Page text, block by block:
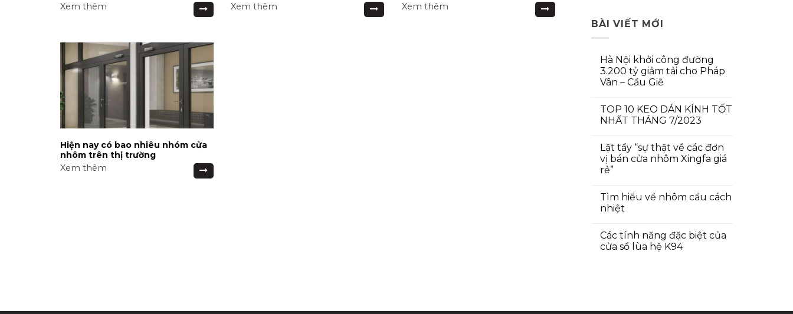
Xem thêm
Xem thêm
Xem thêm
Hiện nay có bao nhiêu nhóm cửa
nhôm trên thị trường
Xem thêm
BÀI VIẾT MỚI
Hà Nội khởi công đường
3.200 tỷ giảm tải cho Pháp
Vân – Cầu Giẽ
TOP 10 KEO DÁN KÍNH TỐT
NHẤT THÁNG 7/2023
Lật tẩy “sự thật về các đơn
vị bán cửa nhôm Xingfa giá
rẻ”
Tìm hiểu về nhôm cầu cách
nhiệt
Các tính năng đặc biệt của
cửa sổ lùa hệ K94